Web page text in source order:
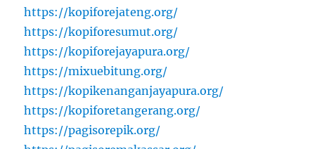
https://kopiforejateng.org/
https://kopiforesumut.org/
https://kopiforejayapura.org/
https://mixuebitung.org/
https://kopikenanganjayapura.org/
https://kopiforetangerang.org/
https://pagisorepik.org/